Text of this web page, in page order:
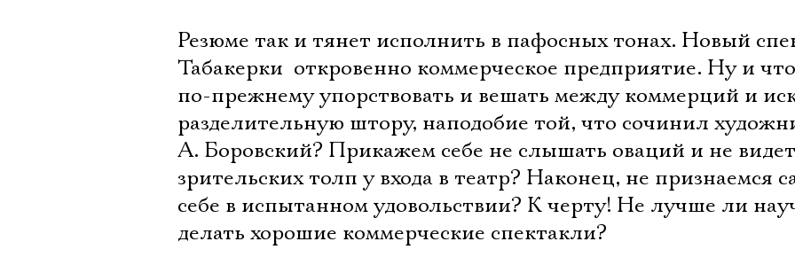
Резюме так и тянет исполнить в пафосных тонах. Новый
Табакерки  откровенно коммерческое предприятие. Ну и
по-прежнему упорствовать и вешать между коммерций и
разделительную штору, наподобие той, что сочинил
А. Боровский? Прикажем себе не слышать оваций и не
зрительских толп у входа в театр? Наконец, не признаемся
себе в испытанном удовольствии? К черту! Не лучше ли
делать хорошие коммерческие спектакли?